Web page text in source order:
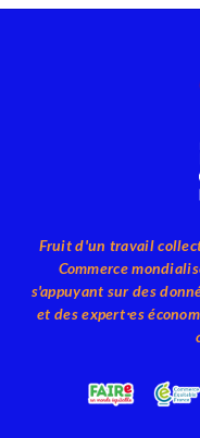
Fruit d'un travail
Commerce
s'appuyant sur des
et des expert⸱es